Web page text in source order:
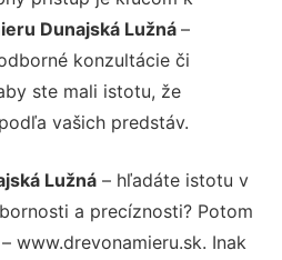
Dunajská Lužná –
konzultácie či
ste mali istotu, že
vašich predstáv.
Lužná – hľadáte istotu v
a precíznosti? Potom
www.drevonamieru.sk. Inak